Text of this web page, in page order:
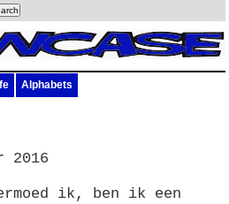
Alphabets
2016
ik, ben ik een